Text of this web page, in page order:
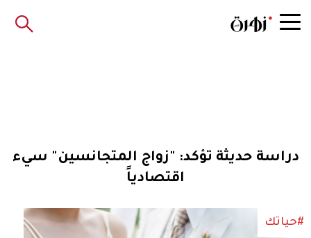
دراسة حديثة تؤكد: "زواج المتجانسين" سيء
اقتصادياً
#حياتك